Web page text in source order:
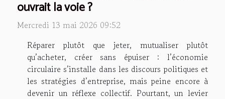
ouvrait la voie ?
Mercredi 13 mai 2026 09:52
Réparer plutôt que jeter, mutualiser plutôt
qu’acheter, créer sans épuiser : l’économie
circulaire s’installe dans les discours politiques et
les stratégies d’entreprise, mais peine encore à
devenir un réflexe collectif. Pourtant, un levier